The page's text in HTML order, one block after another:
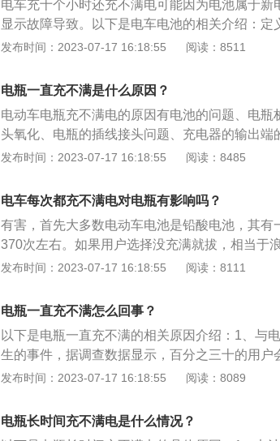
源接触不良，会影响电动车正常充电。
电车充十个小时还充不满电可能因为电池属于新
显示故障导致。以下是电车电池的相关介绍：
力来源，电动车上绝大多数装的是铅酸蓄电池，
用的有以下四种动力蓄电池，即阀控铅酸免维护
蓄电池和锂离子电池。
发布时间：2023-07-17 16:18:55 阅读：8511
电瓶一直充不满是什么原因？
电动车电瓶充不满电的原因有电池的问题、电
头氧化、电瓶的插线接头问题、充电器的输出端
达标、某块电瓶坏掉等。扩展资料如下：原理：
要由铅及其氧化物做电极，硫酸溶液做电解液的
后经充电可继续使用的电池。
发布时间：2023-07-17 16:18:55 阅读：8485
电车每次都充不满电对电瓶有影响吗？
有害，首先大多数电动车电池是铅酸电池，其有
370次左右。如果用户选择没充满就拔，相当于
相关介绍：1、电动汽车：电动汽车(BEV)是指以
车较小，其前景被广泛看好。2、种类：电动汽
合动力汽车(HEV)、燃料电池汽车(FCEV)。
发布时间：2023-07-17 16:18:55 阅读：8111
电瓶一直充不满怎么回事？
以下是电瓶一直充不满的相关原因介绍：1、与
生的事件，据调查数据显示，百分之三十的用户
电或者是充不满电，这时候需要做的是将电源拔
个使用期限，因此当发现电动车电池充不进电的
使用到现在多少年，是否在正常年限范围之内，
发布时间：2023-07-17 16:18:55 阅读：8089
电瓶长时间充不满电是什么情况？